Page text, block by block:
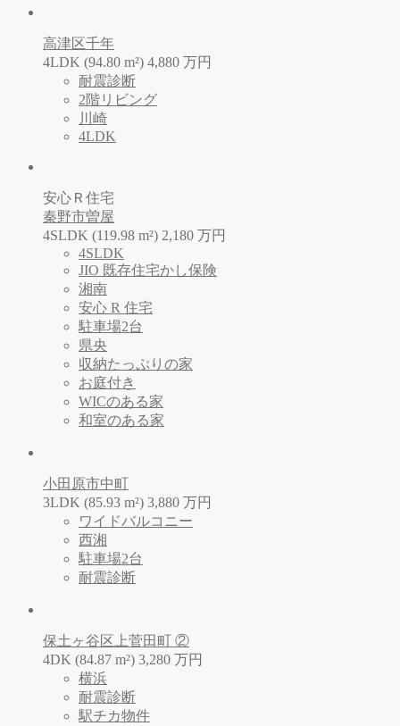
高津区千年
4LDK (94.80 m²) 4,880 万円
耐震診断
2階リビング
川崎
4LDK
安心Ｒ住宅
秦野市曽屋
4SLDK (119.98 m²) 2,180 万円
4SLDK
JIO 既存住宅かし保険
湘南
安心 R 住宅
駐車場2台
県央
収納たっぷりの家
お庭付き
WICのある家
和室のある家
小田原市中町
3LDK (85.93 m²) 3,880 万円
ワイドバルコニー
西湘
駐車場2台
耐震診断
保土ヶ谷区上菅田町 ②
4DK (84.87 m²) 3,280 万円
横浜
耐震診断
駅チカ物件